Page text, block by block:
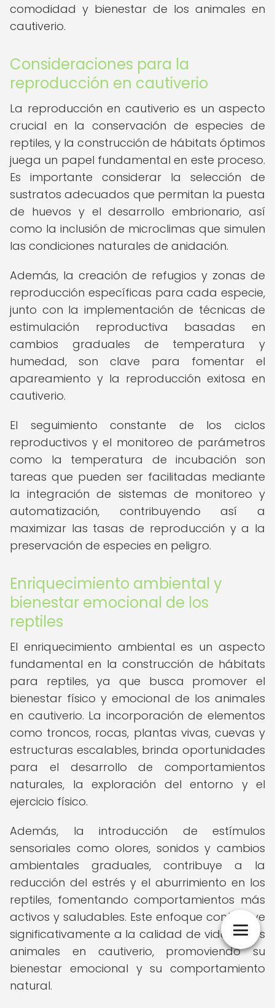
comodidad y bienestar de los animales en
cautiverio.
Consideraciones para la
reproducción en cautiverio
La reproducción en cautiverio es un aspecto
crucial en la conservación de especies de
reptiles, y la construcción de hábitats óptimos
juega un papel fundamental en este proceso.
Es importante considerar la selección de
sustratos adecuados que permitan la puesta
de huevos y el desarrollo embrionario, así
como la inclusión de microclimas que simulen
las condiciones naturales de anidación.
Además, la creación de refugios y zonas de
reproducción específicas para cada especie,
junto con la implementación de técnicas de
estimulación reproductiva basadas en
cambios graduales de temperatura y
humedad, son clave para fomentar el
apareamiento y la reproducción exitosa en
cautiverio.
El seguimiento constante de los ciclos
reproductivos y el monitoreo de parámetros
como la temperatura de incubación son
tareas que pueden ser facilitadas mediante
la integración de sistemas de monitoreo y
automatización, contribuyendo así a
maximizar las tasas de reproducción y a la
preservación de especies en peligro.
Enriquecimiento ambiental y
bienestar emocional de los
reptiles
El enriquecimiento ambiental es un aspecto
fundamental en la construcción de hábitats
para reptiles, ya que busca promover el
bienestar físico y emocional de los animales
en cautiverio. La incorporación de elementos
como troncos, rocas, plantas vivas, cuevas y
estructuras escalables, brinda oportunidades
para el desarrollo de comportamientos
naturales, la exploración del entorno y el
ejercicio físico.
Además, la introducción de estímulos
sensoriales como olores, sonidos y cambios
ambientales graduales, contribuye a la
reducción del estrés y el aburrimiento en los
reptiles, fomentando comportamientos más
activos y saludables. Este enfoque contribuye
significativamente a la calidad de vida de los
animales en cautiverio, promoviendo su
bienestar emocional y su comportamiento
natural.